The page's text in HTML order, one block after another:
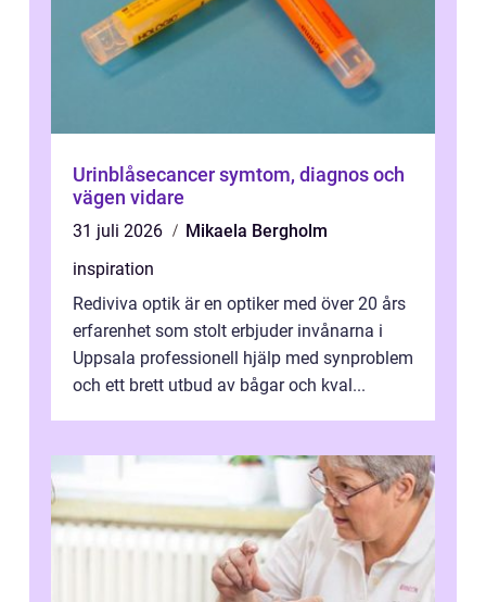
Urinblåsecancer symtom, diagnos och
vägen vidare
31 juli 2026
Mikaela Bergholm
inspiration
Rediviva optik är en optiker med över 20 års
erfarenhet som stolt erbjuder invånarna i
Uppsala professionell hjälp med synproblem
och ett brett utbud av bågar och kval...